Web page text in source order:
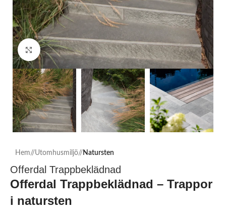
Click to enlarge
Hem/ Utomhusmiljö/ Natursten
Offerdal Trappbeklädnad
Offerdal Trappbeklädnad – Trappor
i natursten